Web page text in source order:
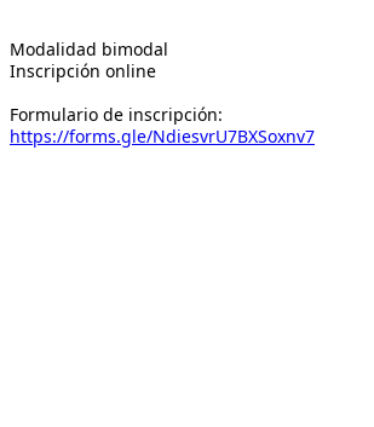
Modalidad bimodal
Inscripción online
Formulario de inscripción:
https://forms.gle/NdiesvrU7BXSoxnv7